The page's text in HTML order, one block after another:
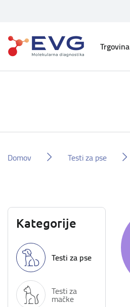
Trgovina
Domov Testi za pse
Kategorije
Testi za pse
Testi za
mačke